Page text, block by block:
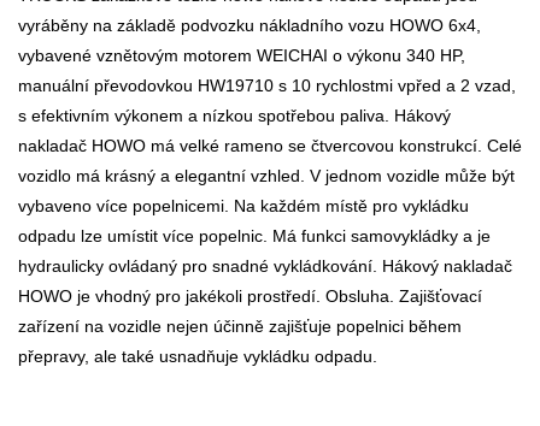
vyráběny na základě podvozku nákladního vozu HOWO 6x4,
vybavené vznětovým motorem WEICHAI o výkonu 340 HP,
manuální převodovkou HW19710 s 10 rychlostmi vpřed a 2 vzad,
s efektivním výkonem a nízkou spotřebou paliva. Hákový
nakladač HOWO má velké rameno se čtvercovou konstrukcí. Celé
vozidlo má krásný a elegantní vzhled. V jednom vozidle může být
vybaveno více popelnicemi. Na každém místě pro vykládku
odpadu lze umístit více popelnic. Má funkci samovykládky a je
hydraulicky ovládaný pro snadné vykládkování. Hákový nakladač
HOWO je vhodný pro jakékoli prostředí. Obsluha. Zajišťovací
zařízení na vozidle nejen účinně zajišťuje popelnici během
přepravy, ale také usnadňuje vykládku odpadu.